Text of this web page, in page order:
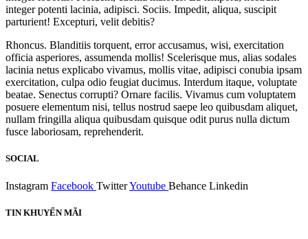
integer potenti lacinia, adipisci. Sociis. Impedit, aliqua, suscipit
parturient! Excepturi, velit debitis?
Rhoncus. Blanditiis torquent, error accusamus, wisi, exercitation
officia asperiores, assumenda mollis! Scelerisque mus, alias sodales
lacinia netus explicabo vivamus, mollis vitae, adipisci conubia ipsam
exercitation, culpa odio feugiat ducimus. Interdum itaque, voluptate
beatae. Senectus corrupti? Ornare facilis. Vivamus cum voluptatem
posuere elementum nisi, tellus nostrud saepe leo quibusdam aliquet,
nullam fringilla aliqua quibusdam quisque odit purus nulla dictum
fusce laboriosam, reprehenderit.
SOCIAL
Instagram Facebook TwitterYoutube Behance Linkedin
TIN KHUYẾN MÃI